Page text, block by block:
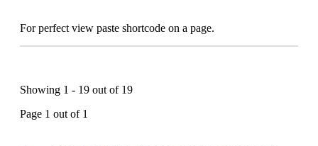
For perfect view paste shortcode on a page.
Showing 1 - 19 out of 19
Page 1 out of 1